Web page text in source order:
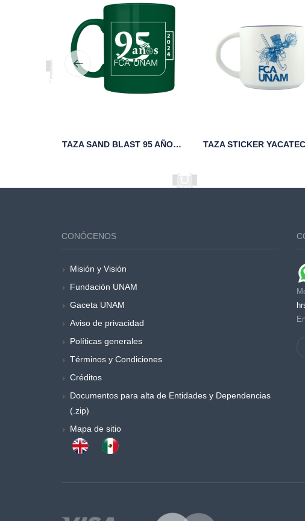
TAZA SAND BLAST 95 AÑOS FCA UNAM VERDE
CONÓCENOS
Misión y Visión
Fundación UNAM
Gaceta UNAM
Aviso de privacidad
Políticas generales
Términos y Condiciones
Créditos
Documentos para alta de Entidades y Dependencias
(.zip)
Mapa de sitio